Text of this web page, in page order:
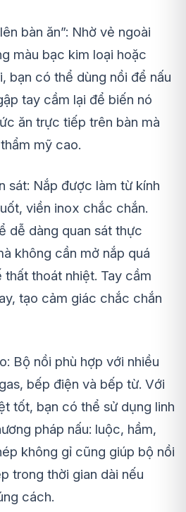
bàn ăn”: Nhờ vẻ ngoài
màu bạc kim loại hoặc
bạn có thể dùng nồi để nấu
tay cầm lại để biến nó
ăn trực tiếp trên bàn mà
mỹ cao.
sát: Nắp được làm từ kính
viền inox chắc chắn.
dễ dàng quan sát thực
không cần mở nắp quá
thất thoát nhiệt. Tay cầm
tạo cảm giác chắc chắn
Bộ nồi phù hợp với nhiều
bếp điện và bếp từ. Với
tốt, bạn có thể sử dụng linh
pháp nấu: luộc, hầm,
không gỉ cũng giúp bộ nồi
trong thời gian dài nếu
cách.